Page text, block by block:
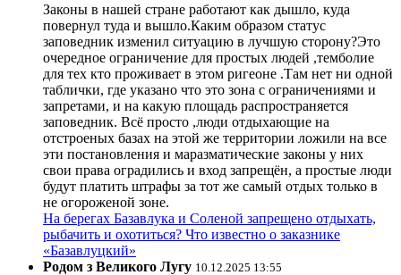
Законы в нашей стране работают как дышло, куда
повернул туда и вышло.Каким образом статус
заповедник изменил ситуацию в лучшую сторону?Это
очередное ограничение для простых людей ,темболие
для тех кто проживает в этом ригеоне .Там нет ни одной
таблички, где указано что это зона с ограничениями и
запретами, и на какую площадь распространяется
заповедник. Всё просто ,люди отдыхающие на
отстроеных базах на этой же территории ложили на все
эти постановления и маразматические законы у них
свои права оградились и вход запрещён, а простые люди
будут платить штрафы за тот же самый отдых только в
не огороженой зоне.
На берегах Базавлука и Соленой запрещено отдыхать,
рыбачить и охотиться? Что известно о заказнике
«Базавлуцкий»
Родом з Великого Лугу 10.12.2025 13:55